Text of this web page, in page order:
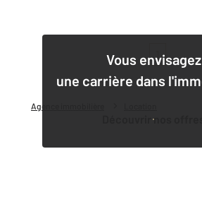
Agence immobilière
Vous envisagez
une carrière dans
Découvrir nos offres
1